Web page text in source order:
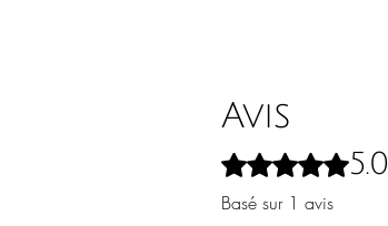
Avis
Noté 5 sur 5. 5.0
Basé sur 1 avis